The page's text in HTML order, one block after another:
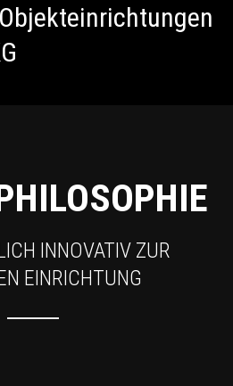
INNOVATIV ZUR
EINRICHTUNG